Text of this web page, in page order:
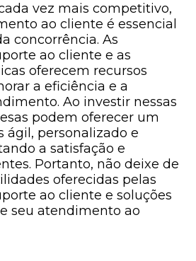
vez mais competitivo,
ao cliente é essencial
concorrência. As
ao cliente e as
oferecem recursos
a eficiência e a
Ao investir nessas
podem oferecer um
personalizado e
a satisfação e
Portanto, não deixe de
oferecidas pelas
ao cliente e soluções
seu atendimento ao